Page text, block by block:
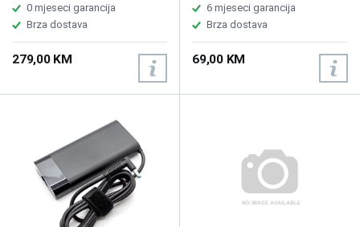
0 mjeseci garancija
Brza dostava
279,00 KM
6 mjeseci garancija
Brza dostava
69,00 KM